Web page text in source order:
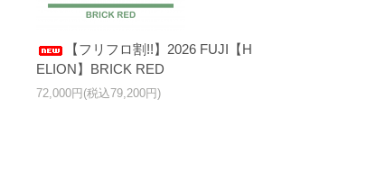
【フリフロ割!!】2026 FUJI【H
ELION】BRICK RED
72,000円(税込79,200円)